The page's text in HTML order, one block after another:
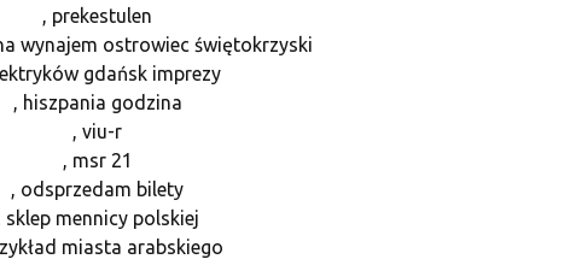
, prekestulen
wynajem ostrowiec świętokrzyski
gdańsk imprezy
, hiszpania godzina
, viu-r
, msr 21
, odsprzedam bilety
, sklep mennicy polskiej
miasta arabskiego